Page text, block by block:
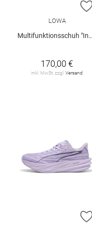
LOWA
Multifunktionsschuh "Innox Evo II GTX W"
170,00 €
inkl. MwSt. zzgl. Versand